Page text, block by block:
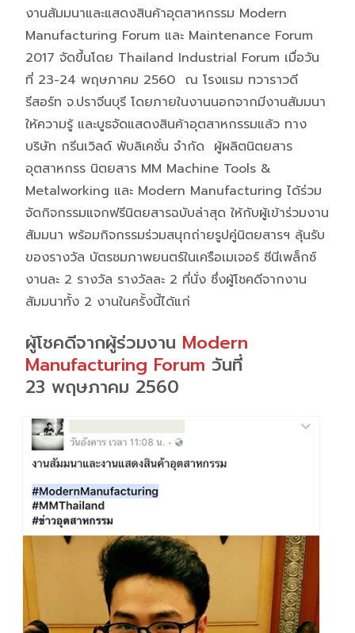
งานสัมมนาและแสดงสินค้าอุตสาหกรรม Modern
Manufacturing Forum และ Maintenance Forum
2017 จัดขึ้นโดย Thailand Industrial Forum เมื่อวัน
ที่ 23-24 พฤษภาคม 2560 ณ โรงแรม ทวาราวดี
รีสอร์ท จ.ปราจีนบุรี โดยภายในงานนอกจากมีงานสัมมนา
ให้ความรู้ และบูธจัดแสดงสินค้าอุตสาหกรรมแล้ว ทาง
บริษัท กรีนเวิลด์ พับลิเคชั่น จำกัด ผู้ผลิตนิตยสาร
อุตสาหกรร นิตยสาร MM Machine Tools &
Metalworking และ Modern Manufacturing ได้ร่วม
จัดกิจกรรมแจกฟรีนิตยสารฉบับล่าสุด ให้กับผู้เข้าร่วมงาน
สัมมนา พร้อมกิจกรรมร่วมสนุกถ่ายรูปคู่นิตยสารฯ ลุ้นรับ
ของรางวัล บัตรชมภาพยนตร์ในเครือเมเจอร์ ซีนีเพล็กซ์
งานละ 2 รางวัล รางวัลละ 2 ที่นั่ง ซึ่งผู้โชคดีจากงาน
สัมมนาทั้ง 2 งานในครั้งนี้ได้แก่
ผู้โชคดีจากผู้ร่วมงาน Modern
Manufacturing Forum วันที่
23 พฤษภาคม 2560